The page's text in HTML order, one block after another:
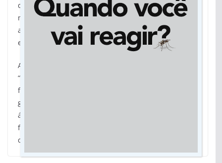
dos governadores”, apontaram, no início de
novembro, os pesquisadores, cientistas sociais,
agentes da segurança pública, operadores da Justiça
e especialistas que integram o fórum.
Além de defender a cisão ministerial como forma de
“melhorar a capacidade gerencial” nas duas áreas, o
fórum também apontou a necessidade do próximo
governo assumir a valorização dos profissionais da
área como uma de suas prioridades. “É na esfera
federal que carreiras, direitos, protocolos podem ser
debatidos e atualizados.”